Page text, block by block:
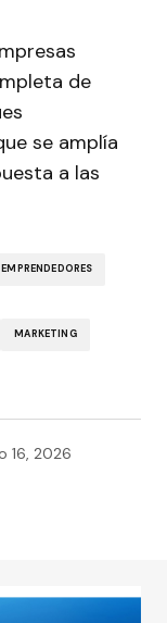
de
se amplía
a las
EMPRENDEDORES
MARKETING
16, 2026
no será